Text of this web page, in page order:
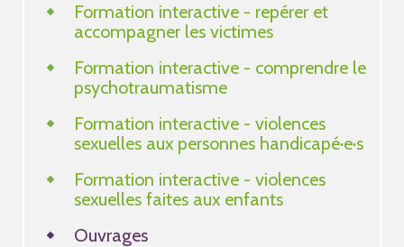
Formation interactive - repérer et
accompagner les victimes
Formation interactive - comprendre le
psychotraumatisme
Formation interactive - violences
sexuelles aux personnes handicapé·e·s
Formation interactive - violences
sexuelles faites aux enfants
Ouvrages